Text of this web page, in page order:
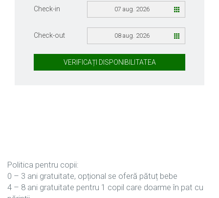
Check-in 07 aug. 2026
Check-out 08 aug. 2026
VERIFICAȚI DISPONIBILITATEA
Politica pentru copii:
0 – 3 ani gratuitate, opțional se oferă pătuț bebe
4 – 8 ani gratuitate pentru 1 copil care doarme în pat cu